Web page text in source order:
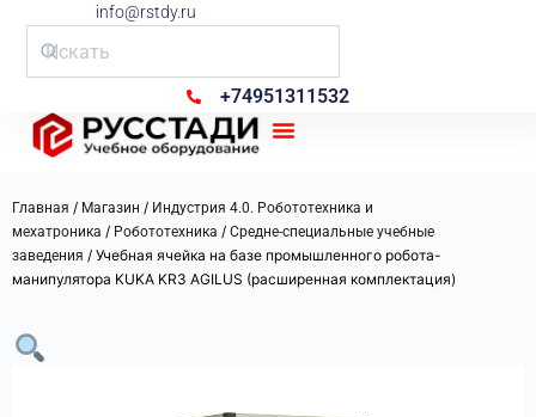
info@rstdy.ru
+74951311532
Главная / Магазин / Индустрия 4.0. Робототехника и
мехатроника / Робототехника / Средне-специальные учебные
заведения / Учебная ячейка на базе промышленного робота-
манипулятора KUKA KR3 AGILUS (расширенная комплектация)